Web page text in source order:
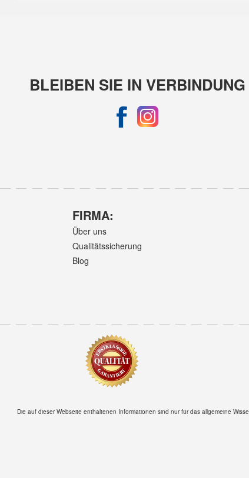
BLEIBEN SIE IN VERBINDUNG
FIRMA:
Über uns
Qualitätssicherung
Blog
Die auf dieser Webseite enthaltenen Informationen sind nur für das allgemeine